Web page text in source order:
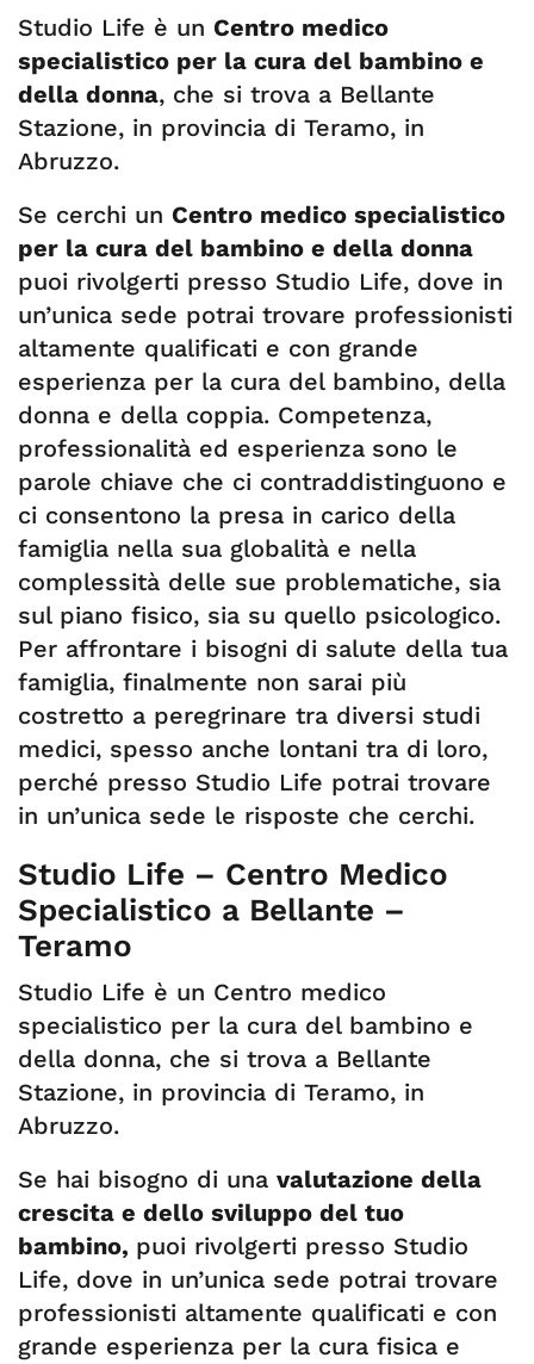
Studio Life è un Centro medico
specialistico per la cura del bambino e
della donna, che si trova a Bellante
Stazione, in provincia di Teramo, in
Abruzzo.
Se cerchi un Centro medico specialistico
per la cura del bambino e della donna
puoi rivolgerti presso Studio Life, dove in
un’unica sede potrai trovare professionisti
altamente qualificati e con grande
esperienza per la cura del bambino, della
donna e della coppia. Competenza,
professionalità ed esperienza sono le
parole chiave che ci contraddistinguono e
ci consentono la presa in carico della
famiglia nella sua globalità e nella
complessità delle sue problematiche, sia
sul piano fisico, sia su quello psicologico.
Per affrontare i bisogni di salute della tua
famiglia, finalmente non sarai più
costretto a peregrinare tra diversi studi
medici, spesso anche lontani tra di loro,
perché presso Studio Life potrai trovare
in un’unica sede le risposte che cerchi.
Studio Life – Centro Medico
Specialistico a Bellante –
Teramo
Studio Life è un Centro medico
specialistico per la cura del bambino e
della donna, che si trova a Bellante
Stazione, in provincia di Teramo, in
Abruzzo.
Se hai bisogno di una valutazione della
crescita e dello sviluppo del tuo
bambino, puoi rivolgerti presso Studio
Life, dove in un’unica sede potrai trovare
professionisti altamente qualificati e con
grande esperienza per la cura fisica e